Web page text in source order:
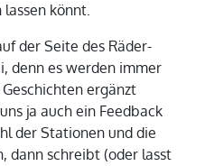
könnt.
der Seite des Räder-
denn es werden immer
ergänzt
ja auch ein Feedback
der Stationen und die
dann schreibt (oder lasst